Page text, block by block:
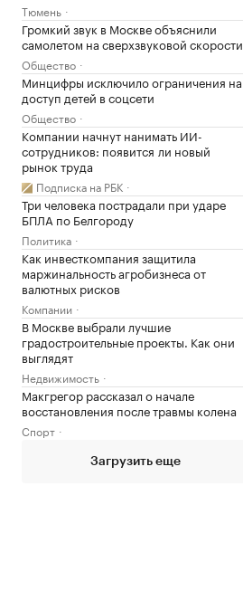
Тюмень
Громкий звук в Москве объяснили
самолетом на сверхзвуковой скорости
Общество
Минцифры исключило ограничения на
доступ детей в соцсети
Общество
Компании начнут нанимать ИИ-
сотрудников: появится ли новый
рынок труда
Подписка на РБК
Три человека пострадали при ударе
БПЛА по Белгороду
Политика
Как инвесткомпания защитила
маржинальность агробизнеса от
валютных рисков
Компании
В Москве выбрали лучшие
градостроительные проекты. Как они
выглядят
Недвижимость
Макгрегор рассказал о начале
восстановления после травмы колена
Спорт
Загрузить еще